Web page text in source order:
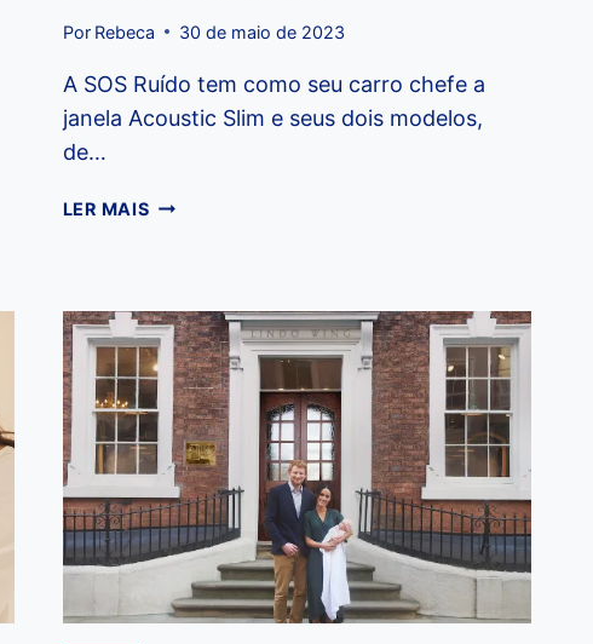
Por Rebeca 30 de maio de 2023
A SOS Ruído tem como seu carro chefe a
janela Acoustic Slim e seus dois modelos,
de…
LER MAISNOVA
EM
SOLUÇÕES
ANTIRRUÍDO